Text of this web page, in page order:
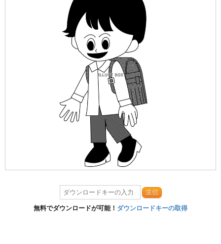
送信
無料でダウンロードが可能！ ダウンロードキーの取得